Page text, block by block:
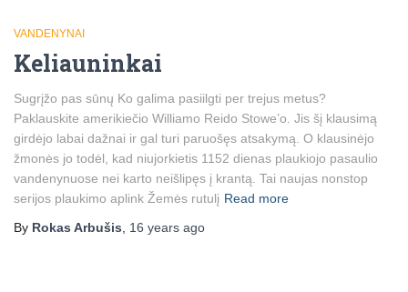
VANDENYNAI
Keliauninkai
Sugrįžo pas sūnų Ko galima pasiilgti per trejus metus?
Paklauskite amerikiečio Williamo Reido Stowe’o. Jis šį klausimą
girdėjo labai dažnai ir gal turi paruošęs atsakymą. O klausinėjo
žmonės jo todėl, kad niujorkietis 1152 dienas plaukiojo pasaulio
vandenynuose nei karto neišlipęs į krantą. Tai naujas nonstop
serijos plaukimo aplink Žemės rutulį Read more
By Rokas Arbušis 16 years ago